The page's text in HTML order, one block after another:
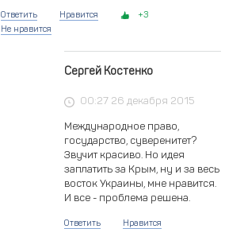
Ответить Нравится
3
Не нравится
Сергей Костенко
00:27 26 декабря 2015
Международное право,
государство, суверенитет?
Звучит красиво. Но идея
заплатить за Крым, ну и за весь
восток Украины, мне нравится.
И все - проблема решена.
Ответить
Нравится